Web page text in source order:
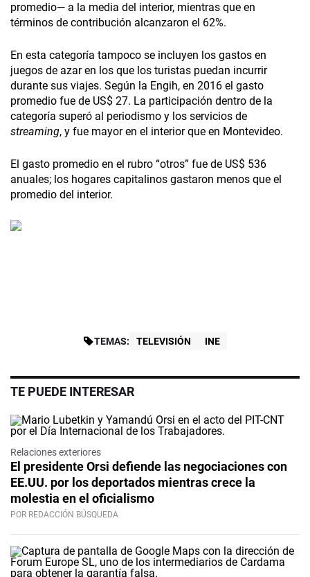
promedio— a la media del interior, mientras que en
términos de contribución alcanzaron el 62%.
En esta categoría tampoco se incluyen los gastos en
juegos de azar en los que los turistas puedan incurrir
durante sus viajes. Según la Engih, en 2016 el gasto
promedio fue de US$ 27. La participación dentro de la
categoría superó al periodismo y los servicios de
streaming, y fue mayor en el interior que en Montevideo.
El gasto promedio en el rubro “otros” fue de US$ 536
anuales; los hogares capitalinos gastaron menos que el
promedio del interior.
TEMAS: TELEVISIÓN INE
TE PUEDE INTERESAR
Relaciones exteriores
El presidente Orsi defiende las negociaciones con
EE.UU. por los deportados mientras crece la
molestia en el oficialismo
POR REDACCIÓN BÚSQUEDA